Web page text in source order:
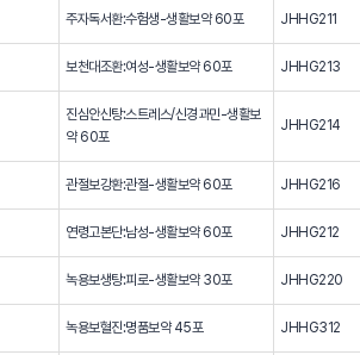
주자독서환:수험생-생활보약 60포 JHHG211
보천대조환:여성-생활보약 60포 JHHG213
진심안신탕:스트레스/신경과민-생활보
약 60포
JHHG214
관절보강환:관절-생활보약 60포 JHHG216
연령고본단:남성-생활보약 60포 JHHG212
녹용보생탕:피로-생활보약 30포 JHHG220
녹용보혈진:명품보약 45포 JHHG312